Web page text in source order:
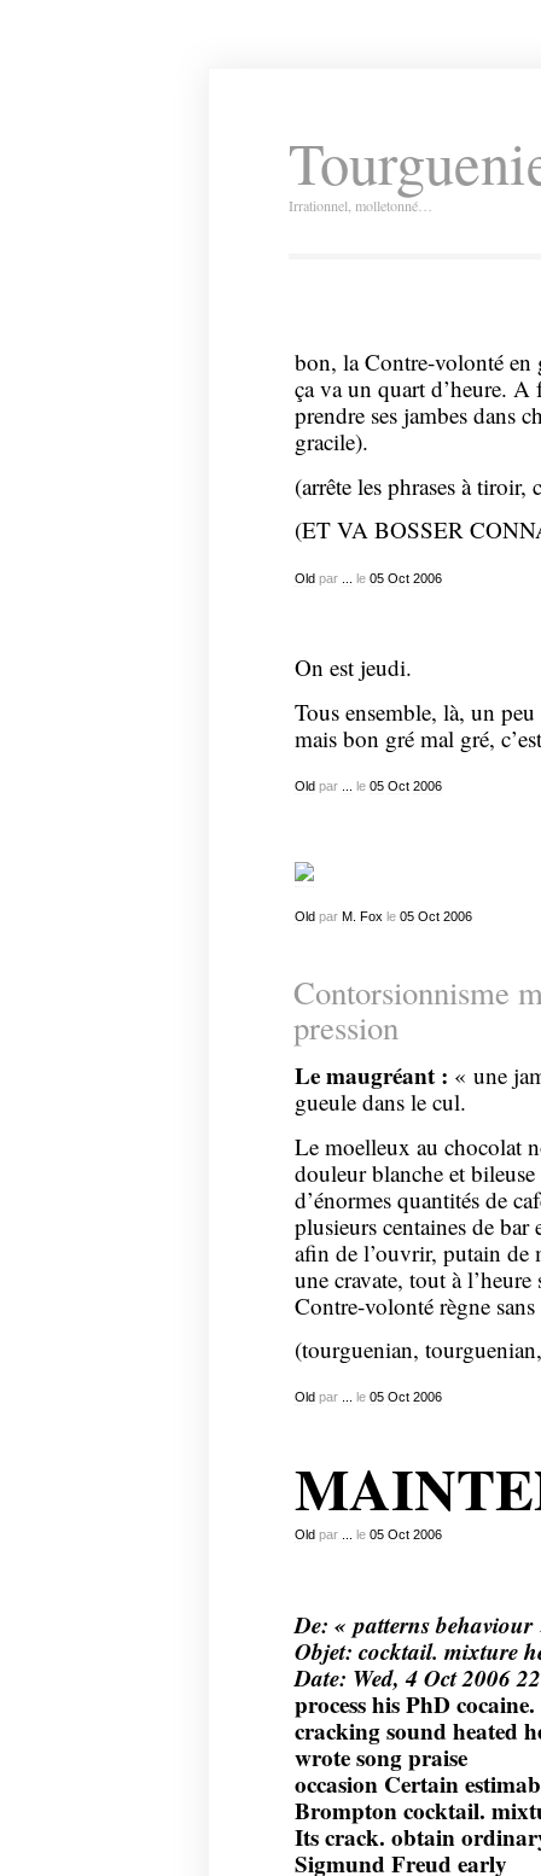
Irrationnel, molletonné…
bon, la Contre-volonté en
ça va un quart d’heure.
prendre ses jambes dans
gracile).
(arrête les phrases à tiroir,
(ET VA BOSSER
Oldpar le 05 Oct 2006
On est jeudi.
Tous ensemble, là, un
mais bon gré mal gré,
Oldpar le 05 Oct 2006
Oldpar M. Fox le 05 Oct 2006
Contorsionnisme
pression
Le maugréant : « une
gueule dans le cul.
Le moelleux au chocolat
douleur blanche et
d’énormes quantités de
plusieurs centaines de
afin de l’ouvrir, putain de
une cravate, tout à
Contre-volonté règne
(tourguenian,
Old par le 05 Oct 2006
Old par le 05 Oct 2006
De: « patterns behaviour
Objet: cocktail. mixture
Date: Wed, 4 Oct 2006
process his PhD
cracking sound heated
wrote song praise
occasion Certain
Brompton cocktail.
Its crack. obtain
Sigmund Freud early